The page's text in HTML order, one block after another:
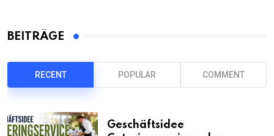
BEITRÄGE
RECENT POPULAR COMMENT
Geschäftsidee